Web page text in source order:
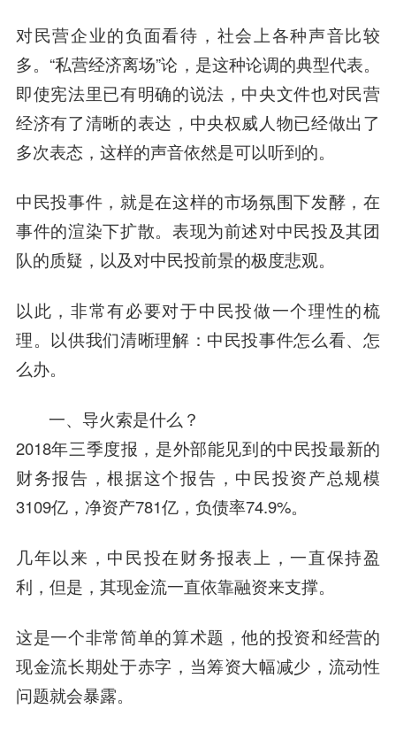
对民营企业的负面看待，社会上各种声音比较
多。“私营经济离场”论，是这种论调的典型代表。
即使宪法里已有明确的说法，中央文件也对民营
经济有了清晰的表达，中央权威人物已经做出了
多次表态，这样的声音依然是可以听到的。
中民投事件，就是在这样的市场氛围下发酵，在
事件的渲染下扩散。表现为前述对中民投及其团
队的质疑，以及对中民投前景的极度悲观。
以此，非常有必要对于中民投做一个理性的梳
理。以供我们清晰理解：中民投事件怎么看、怎
么办。
一、导火索是什么？
2018年三季度报，是外部能见到的中民投最新的
财务报告，根据这个报告，中民投资产总规模
3109亿，净资产781亿，负债率74.9%。
几年以来，中民投在财务报表上，一直保持盈
利，但是，其现金流一直依靠融资来支撑。
这是一个非常简单的算术题，他的投资和经营的
现金流长期处于赤字，当筹资大幅减少，流动性
问题就会暴露。